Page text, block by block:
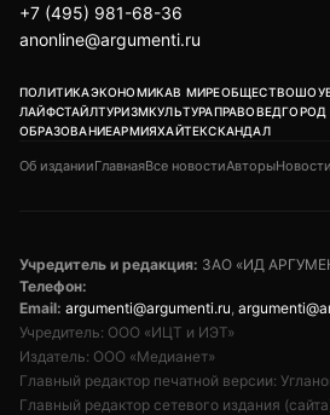
+7 (495) 981-68-36
anonline@argumenti.ru
ПОЛИТИКАЭКОНОМИКАВ МИРЕОБЩЕСТВО
ЛАЙФСТАЙЛТУРИЗМКУЛЬТУРАПРАВОВЕДГОРОД
ОБРАЗОВАНИЕАРМИЯХАЙТЕКСКАНДАЛ
Об изданииГлавнаяВсе новостиАвторы
Учредитель и редакция: ЗАО «ИД
Телефон:
Email: argumenti@argumenti.ru
Учредитель: ООО «ИЦТ и ИЭТ»
Издатель: ООО «Медианет»
Главный редактор печатной версии:
Главный редактор сетевого издания